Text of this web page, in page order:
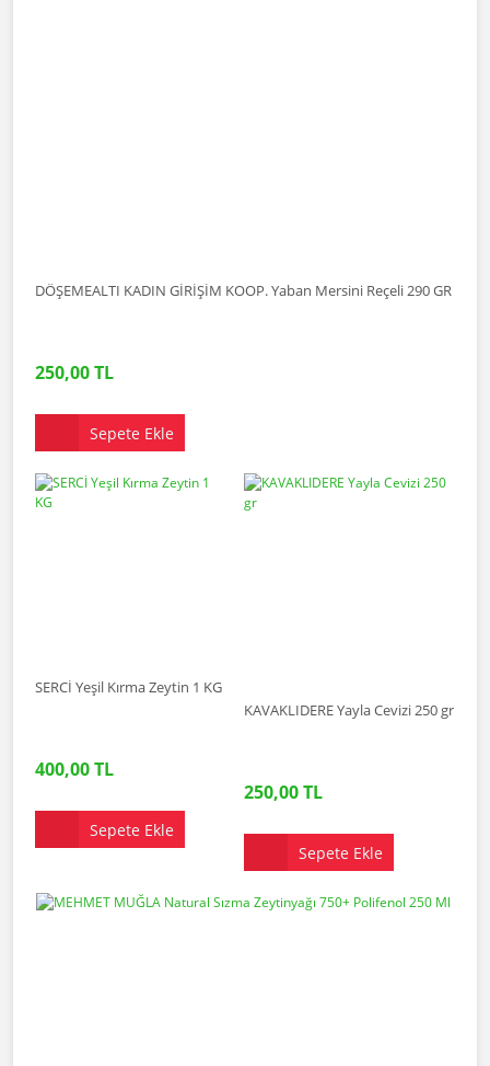
DÖŞEMEALTI KADIN GİRİŞİM KOOP. Yaban Mersini Reçeli 290 GR
250,00 TL
Sepete Ekle
SERCİ Yeşil Kırma Zeytin 1 KG
400,00 TL
Sepete Ekle
KAVAKLIDERE Yayla Cevizi 250 gr
250,00 TL
Sepete Ekle